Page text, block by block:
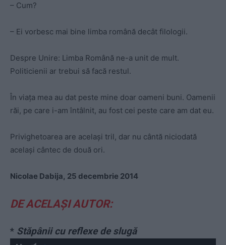
– Cum?
– Ei vorbesc mai bine limba română decât filologii.
Despre Unire: Limba Română ne-a unit de mult.
Politicienii ar trebui să facă restul.
În viaţa mea au dat peste mine doar oameni buni. Oamenii
răi, pe care i-am întâlnit, au fost cei peste care am dat eu.
Privighetoarea are acelaşi tril, dar nu cântă niciodată
acelaşi cântec de două ori.
Nicolae Dabija, 25 decembrie 2014
DE ACELAȘI AUTOR:
* Stăpânii cu reflexe de slugă